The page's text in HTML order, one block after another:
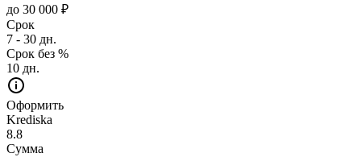
до 30 000 ₽
Срок
7 - 30 дн.
Срок без %
10 дн.
Оформить
Krediska
8.8
Сумма